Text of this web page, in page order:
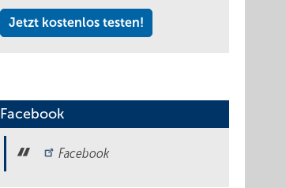
Jetzt kostenlos testen!
Facebook
Facebook